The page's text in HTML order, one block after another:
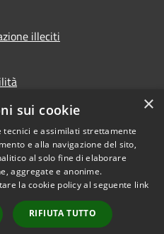
illeciti
Copyright © 2026 • Comune di
Valdidentro • Powered by
Municipium•
Accesso
redazione
×
sui cookie
tecnici e assimilati strettamente
e alla navigazione del sito,
al solo fine di elaborare
aggregate e anonime.
la cookie policy al seguente link
RIFIUTA TUTTO